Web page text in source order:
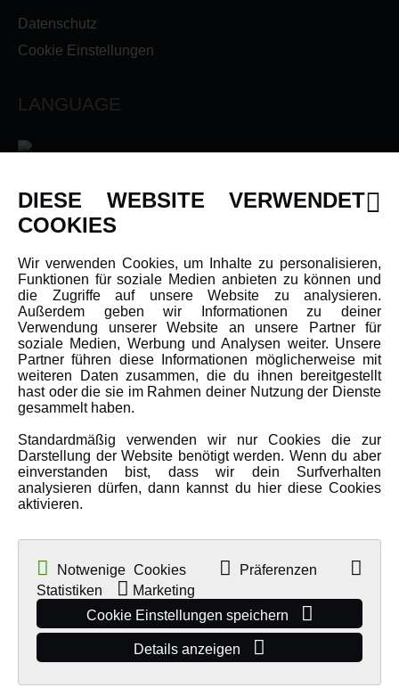
Datenschutz
Cookie Einstellungen
LANGUAGE
INFORMATIONEN
Newsletter
Über uns
Karriere
Amewi Kataloge
MEHR VON AMEWI
AMXRacing - Qualitäts RC-Zubehör
Amewi Construction - Nutzfahrzeuge
Malinos - Die kreative Seite von Amewi
DIESE WEBSITE VERWENDET
COOKIES
Wir verwenden Cookies, um Inhalte zu personalisieren,
Funktionen für soziale Medien anbieten zu können und
die Zugriffe auf unsere Website zu analysieren.
Außerdem geben wir Informationen zu deiner
Verwendung unserer Website an unsere Partner für
soziale Medien, Werbung und Analysen weiter. Unsere
Partner führen diese Informationen möglicherweise mit
weiteren Daten zusammen, die du ihnen bereitgestellt
hast oder die sie im Rahmen deiner Nutzung der Dienste
gesammelt haben.
Standardmäßig verwenden wir nur Cookies die zur
Darstellung der Website benötigt werden. Wenn du aber
einverstanden bist, dass wir dein Surfverhalten
analysieren dürfen, dann kannst du hier diese Cookies
aktivieren.
Notwenige Cookies
Präferenzen
Statistiken
Marketing
Cookie Einstellungen speichern
Details anzeigen